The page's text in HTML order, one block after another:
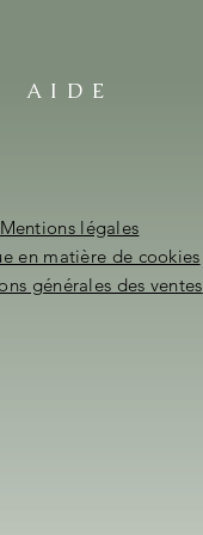
AIDE
Mentions légales
en matière de cookies
générales des ventes